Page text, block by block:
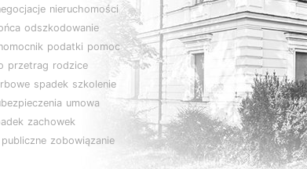
nieruchomości
odszkodowanie
podatki pomoc
przetrag rodzice
spadek szkolenie
umowa
zachowek
zobowiązanie